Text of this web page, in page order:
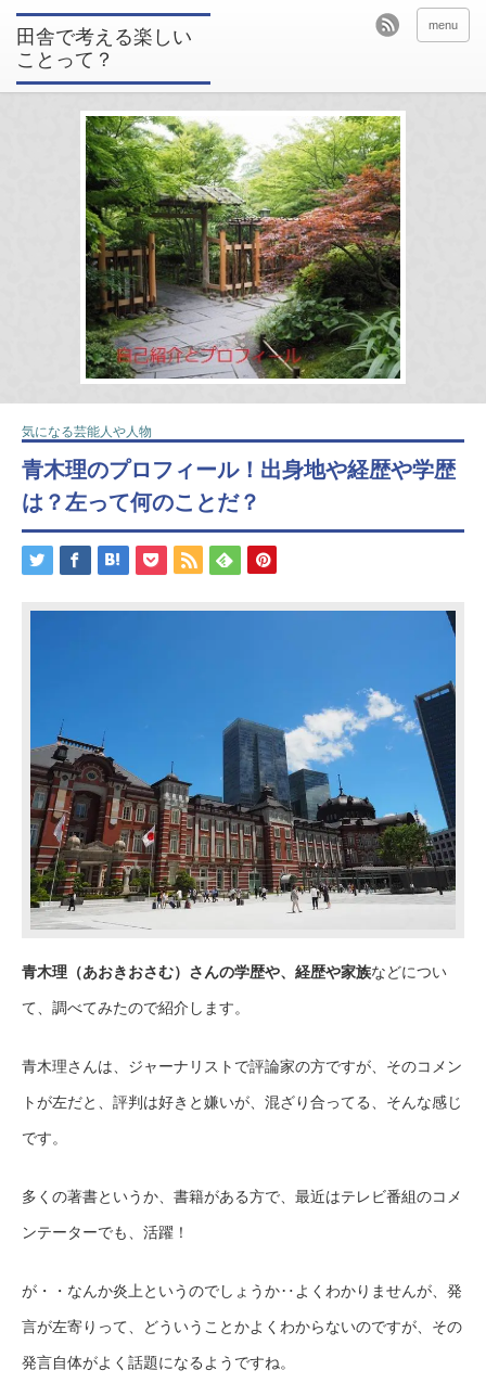
田舎で考える楽しい
ことって？
menu
気になる芸能人や人物
青木理のプロフィール！出身地や経歴や学歴
は？左って何のことだ？
青木理（あおきおさむ）さんの学歴や、経歴や家族などについ
て、調べてみたので紹介します。
青木理さんは、ジャーナリストで評論家の方ですが、そのコメン
トが左だと、評判は好きと嫌いが、混ざり合ってる、そんな感じ
です。
多くの著書というか、書籍がある方で、最近はテレビ番組のコメ
ンテーターでも、活躍！
が・・なんか炎上というのでしょうか‥よくわかりませんが、発
言が左寄りって、どういうことかよくわからないのですが、その
発言自体がよく話題になるようですね。